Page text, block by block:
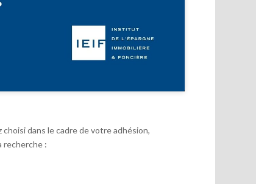
dans le cadre de votre adhésion,
recherche :